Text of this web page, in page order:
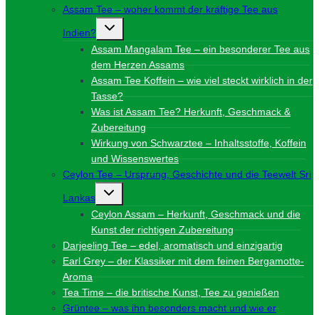
Assam Tee – woher kommt der kräftige Tee aus
Indien?
Untermenü
Assam Mangalam Tee – ein besonderer Tee aus
dem Herzen Assams
Assam Tee Koffein – wie viel steckt wirklich in der
Tasse?
Was ist Assam Tee? Herkunft, Geschmack &
Zubereitung
Wirkung von Schwarztee – Inhaltsstoffe, Koffein
und Wissenswertes
Ceylon Tee – Ursprung, Geschichte und die Teewelt Sri
Lankas
Untermenü
Ceylon Assam – Herkunft, Geschmack und die
Kunst der richtigen Zubereitung
Darjeeling Tee – edel, aromatisch und einzigartig
Earl Grey – der Klassiker mit dem feinen Bergamotte-
Aroma
Tea Time – die britische Kunst, Tee zu genießen
Grüntee – was ihn besonders macht und wie er